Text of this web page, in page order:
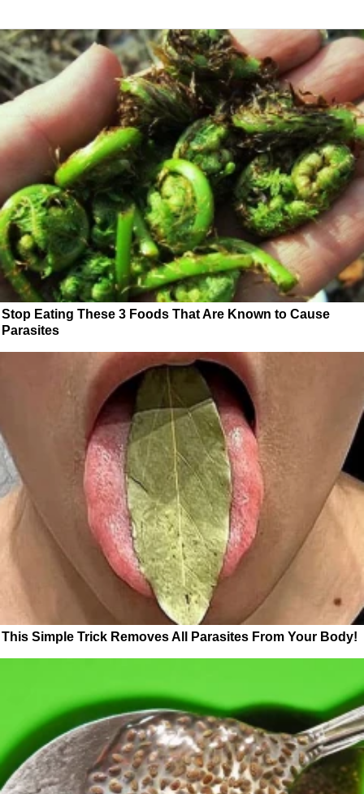
Stop Eating These 3 Foods That Are Known to Cause
Parasites
This Simple Trick Removes All Parasites From Your Body!